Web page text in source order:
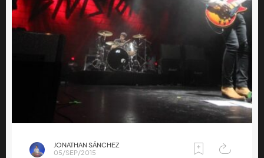
JONATHAN SÁNCHEZ
05/SEP/2015